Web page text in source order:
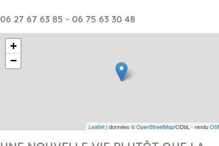
06 27 67 63 85 - 06 75 63 30 48
+
−
Leaflet | données ©OpenStreetMap/ODbL - rendu